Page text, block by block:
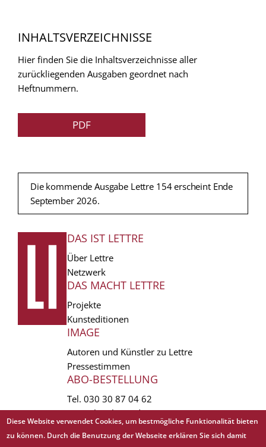
INHALTSVERZEICHNISSE
Hier finden Sie die Inhaltsverzeichnisse aller
zurückliegenden Ausgaben geordnet nach
Heftnummern.
PDF
Die kommende Ausgabe Lettre 154 erscheint Ende
September 2026.
FUSSZEILE
DAS IST LETTRE
Über Lettre
Netzwerk
DAS MACHT LETTRE
Projekte
Kunsteditionen
IMAGE
Autoren und Künstler zu Lettre
Pressestimmen
ABO-BESTELLUNG
Tel. 030 30 87 04 62
vertrieb(at)lettre.de
Diese Website verwendet Cookies, um bestmögliche Funktionalität bieten
zu können. Durch die Benutzung der Webseite erklären Sie sich damit